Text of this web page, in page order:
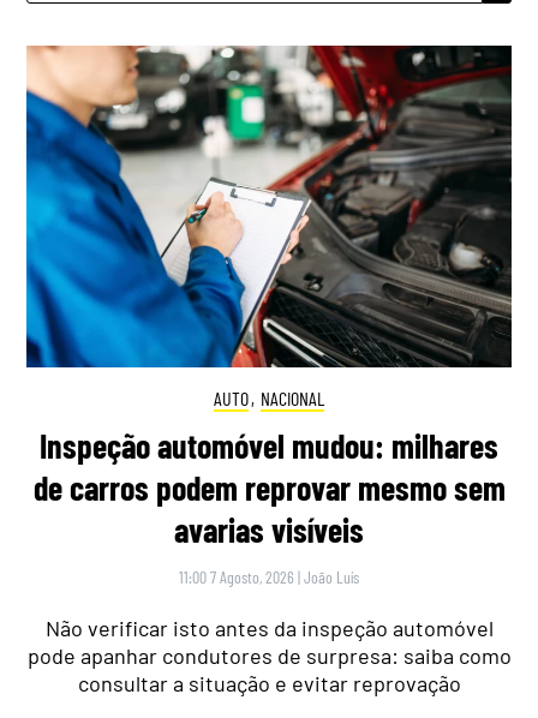
AUTO, NACIONAL
Inspeção automóvel mudou: milhares
de carros podem reprovar mesmo sem
avarias visíveis
11:00 7 Agosto, 2026 |João Luís
Não verificar isto antes da inspeção automóvel
pode apanhar condutores de surpresa: saiba como
consultar a situação e evitar reprovação